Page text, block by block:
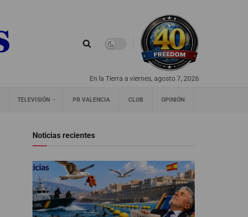
En la Tierra a viernes, agosto 7, 2026
TELEVISIÓN PR VALENCIA CLUB OPINIÓN
Noticias recientes